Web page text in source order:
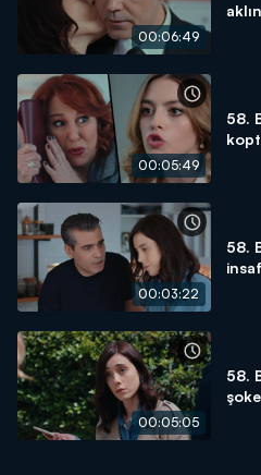
00:06:49
00:05:49
58.
00:03:22
58.
00:05:05
58.